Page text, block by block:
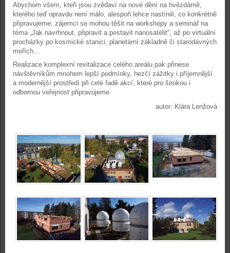
Abychom všem, kteří jsou zvědaví na nové dění na hvězdárně,
kterého teď opravdu není málo, alespoň lehce nastínili, co konkrétně
připravujeme: zájemci se mohou těšit na workshopy a seminář na
téma „Jak navrhnout, připravit a postavit nanosatelit“, až po virtuální
procházky po kosmické stanici, planetární základně či starodávných
mořích…
Realizace komplexní revitalizace celého areálu pak přinese
návštěvníkům mnohem lepší podmínky, hezčí zážitky i příjemnější
a modernější prostředí při celé řadě akcí, které pro širokou i
odbornou veřejnost připravujeme.
autor: Klára Lenžová